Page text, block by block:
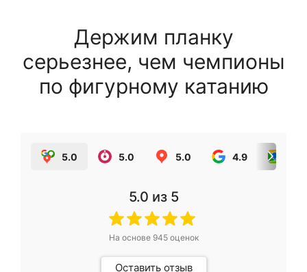
Держим планку
серьезнее, чем чемпионы
по фигурному катанию
5.0 5.0 5.0 4.9
5.0 из 5
На основе 945оценок
Оставить отзыв